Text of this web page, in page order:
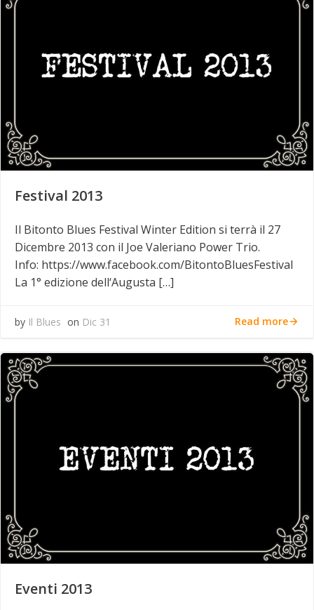
Festival 2013
Il Bitonto Blues Festival Winter Edition si terrà il 27
Dicembre 2013 con il Joe Valeriano Power Trio.
Info: https://www.facebook.com/BitontoBluesFestival
La 1° edizione dell‘Augusta […]
by Il Blues on Dic 31 Read more
Eventi 2013